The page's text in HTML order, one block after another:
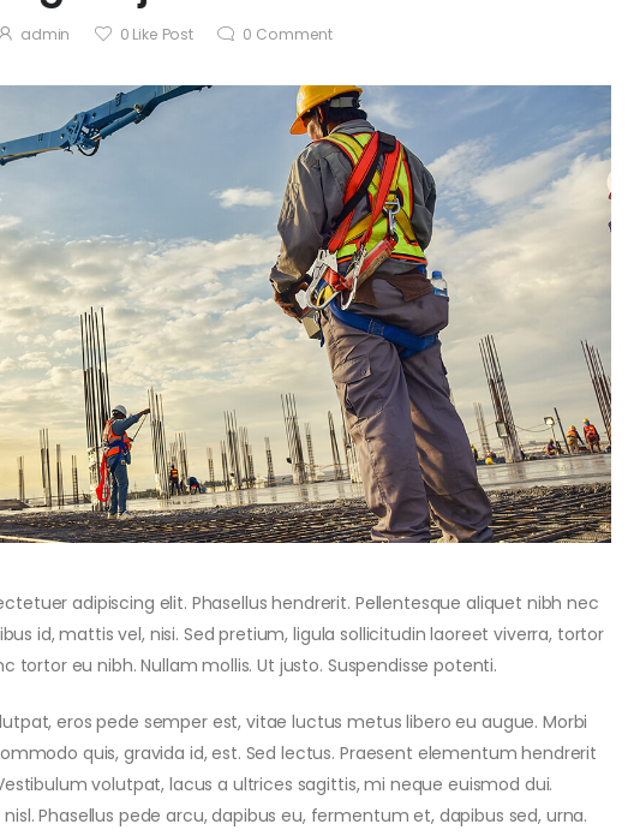
admin 0 Like Post 0 Comment
adipiscing elit. Phasellus hendrerit. Pellentesque aliquet nibh nec
id, mattis vel, nisi. Sed pretium, ligula sollicitudin laoreet viverra, tortor
tortor eu nibh. Nullam mollis. Ut justo. Suspendisse potenti.
eros pede semper est, vitae luctus metus libero eu augue. Morbi
quis, gravida id, est. Sed lectus. Praesent elementum hendrerit
volutpat, lacus a ultrices sagittis, mi neque euismod dui.
Phasellus pede arcu, dapibus eu, fermentum et, dapibus sed, urna.